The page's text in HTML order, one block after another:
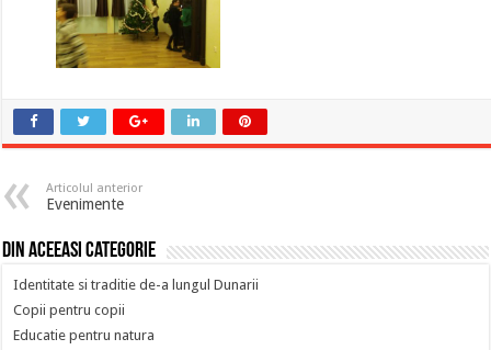
Articolul anterior
Evenimente
Din aceeasi categorie
Identitate si traditie de-a lungul Dunarii
Copii pentru copii
Educatie pentru natura